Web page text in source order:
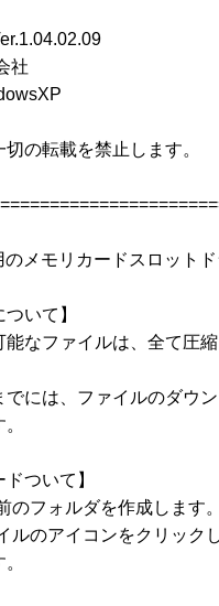
社
の転載を禁止します。
メモリカードスロット
いて】
なファイルは、全て圧
には、ファイルのダウ
ついて】
のフォルダを作成します
ルのアイコンをクリック